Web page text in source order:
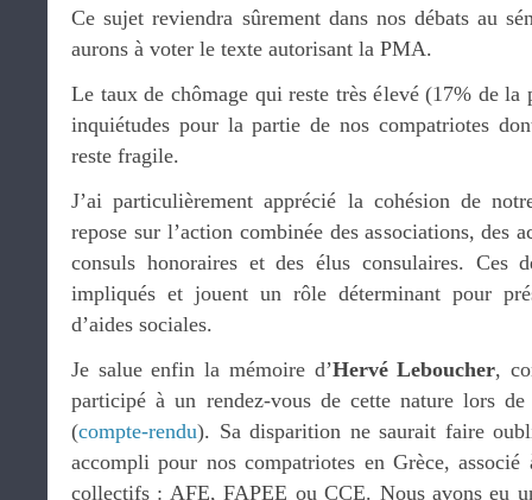
Ce sujet reviendra sûrement dans nos débats au
aurons à voter le texte autorisant la PMA.
Le taux de chômage qui reste très élevé (17% de la
inquiétudes pour la partie de nos compatriotes
reste fragile.
J’ai particulièrement apprécié la cohésion de
repose sur l’action combinée des associations, des
consuls honoraires et des élus consulaires. Ces
impliqués et jouent un rôle déterminant pour
d’aides sociales.
Je salue enfin la mémoire d’Hervé Leboucher,
participé à un rendez-vous de cette nature lors de
(compte-rendu). Sa disparition ne saurait faire
accompli pour nos compatriotes en Grèce, associé
collectifs : AFE, FAPEE ou CCE. Nous avons eu